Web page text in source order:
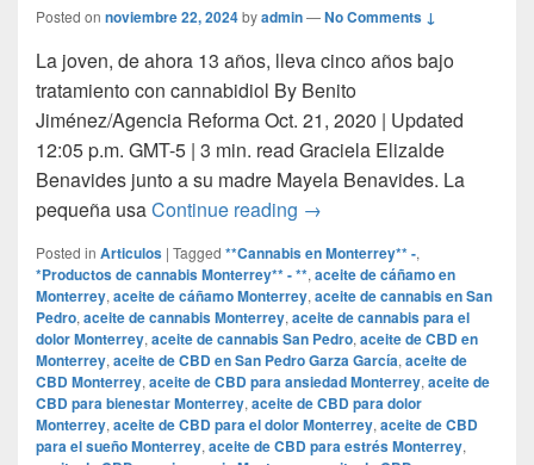
Posted on noviembre 22, 2024byadmin—No Comments ↓
La joven, de ahora 13 años, lleva cinco años bajo
tratamiento con cannabidiol By Benito
Jiménez/Agencia Reforma Oct. 21, 2020 | Updated
12:05 p.m. GMT-5 | 3 min. read Graciela Elizalde
Benavides junto a su madre Mayela Benavides. La
pequeña usaContinue reading Grace, la niña mexicana
→
Posted in Articulos | Tagged **Cannabis en Monterrey** -,
*Productos de cannabis Monterrey** - **, aceite de cáñamo en
Monterrey, aceite de cáñamo Monterrey, aceite de cannabis en San
Pedro, aceite de cannabis Monterrey, aceite de cannabis para el
dolor Monterrey, aceite de cannabis San Pedro, aceite de CBD en
Monterrey, aceite de CBD en San Pedro Garza García, aceite de
CBD Monterrey, aceite de CBD para ansiedad Monterrey, aceite de
CBD para bienestar Monterrey, aceite de CBD para dolor
Monterrey, aceite de CBD para el dolor Monterrey, aceite de CBD
para el sueño Monterrey, aceite de CBD para estrés Monterrey,